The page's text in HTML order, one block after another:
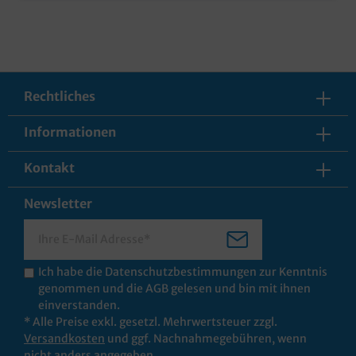
Rechtliches
Informationen
Kontakt
Newsletter
Ich habe die Datenschutzbestimmungen zur Kenntnis
genommen und die AGB gelesen und bin mit ihnen
einverstanden.
* Alle Preise exkl. gesetzl. Mehrwertsteuer zzgl.
Versandkosten und ggf. Nachnahmegebühren, wenn